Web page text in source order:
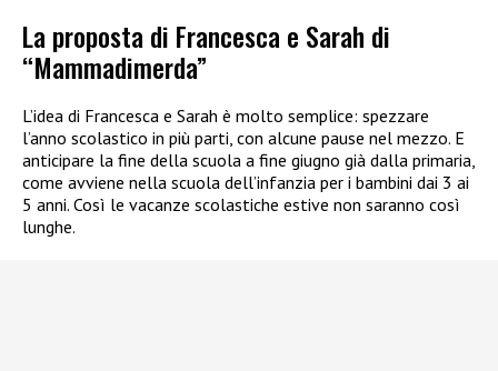
La proposta di Francesca e Sarah di
“Mammadimerda”
L’idea di Francesca e Sarah è molto semplice: spezzare
l’anno scolastico in più parti, con alcune pause nel mezzo. E
anticipare la fine della scuola a fine giugno già dalla primaria,
come avviene nella scuola dell’infanzia per i bambini dai 3 ai
5 anni. Così le vacanze scolastiche estive non saranno così
lunghe.